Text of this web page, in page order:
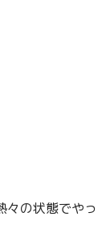
々の状態でやっ